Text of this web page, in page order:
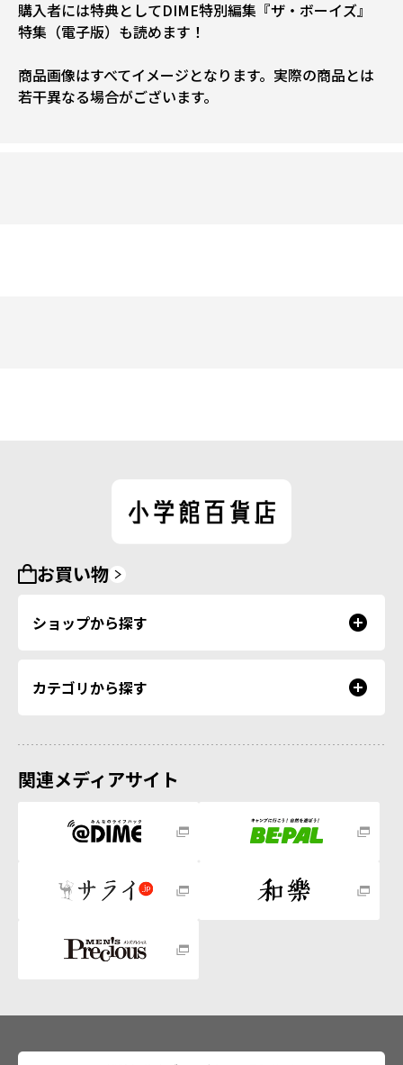
購入者には特典としてDIME特別編集『ザ・ボーイズ』
特集（電子版）も読めます！
商品画像はすべてイメージとなります。実際の商品とは
若干異なる場合がございます。
お買い物
ショップから探す
カテゴリから探す
関連メディアサイト